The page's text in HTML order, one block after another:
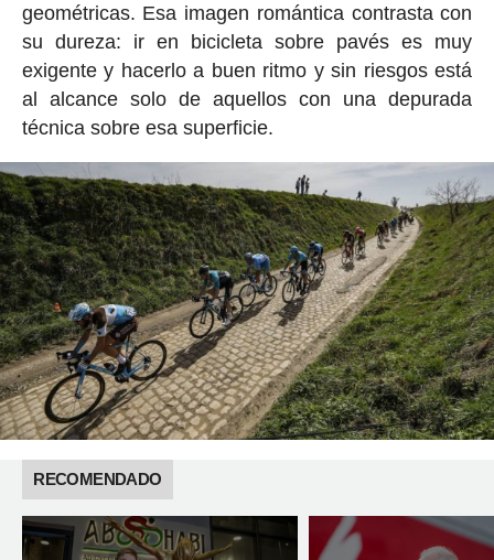
geométricas. Esa imagen romántica contrasta con
su dureza: ir en bicicleta sobre pavés es muy
exigente y hacerlo a buen ritmo y sin riesgos está
al alcance solo de aquellos con una depurada
técnica sobre esa superficie.
RECOMENDADO